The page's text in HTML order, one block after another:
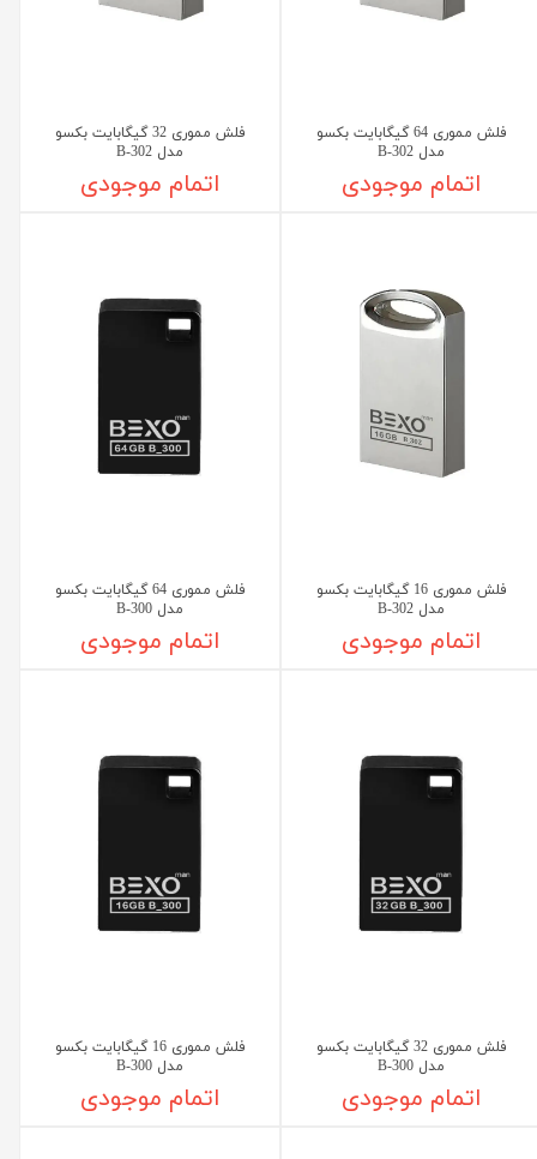
فلش مموری 64 گیگابایت بکسو
مدل B-302
اتمام موجودی
فلش مموری 32 گیگابایت بکسو
مدل B-302
اتمام موجودی
فلش مموری 16 گیگابایت بکسو
مدل B-302
اتمام موجودی
فلش مموری 64 گیگابایت بکسو
مدل B-300
اتمام موجودی
فلش مموری 32 گیگابایت بکسو
مدل B-300
اتمام موجودی
فلش مموری 16 گیگابایت بکسو
مدل B-300
اتمام موجودی